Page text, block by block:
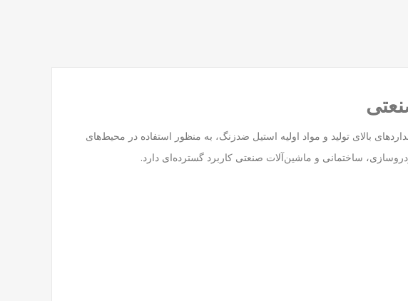
بالای تولید و مواد اولیه استیل ضدزنگ، به منظور استفاده در محیط‌های
ساختمانی و ماشین‌آلات صنعتی کاربرد گسترده‌ای دارد.